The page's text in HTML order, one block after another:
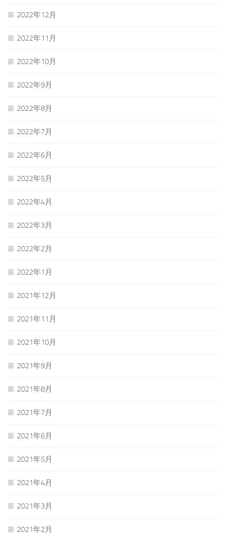
2022年12月
2022年11月
2022年10月
2022年9月
2022年8月
2022年7月
2022年6月
2022年5月
2022年4月
2022年3月
2022年2月
2022年1月
2021年12月
2021年11月
2021年10月
2021年9月
2021年8月
2021年7月
2021年6月
2021年5月
2021年4月
2021年3月
2021年2月